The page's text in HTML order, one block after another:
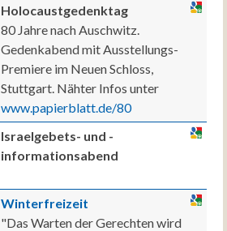
Holocaustgedenktag
80 Jahre nach Auschwitz.
Gedenkabend mit Ausstellungs-
Premiere im Neuen Schloss,
Stuttgart. Nähter Infos unter
www.papierblatt.de/80
Israelgebets- und -
informationsabend
Winterfreizeit
"Das Warten der Gerechten wird